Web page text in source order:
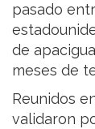
pasado
de
meses de
Reunidos
validaron